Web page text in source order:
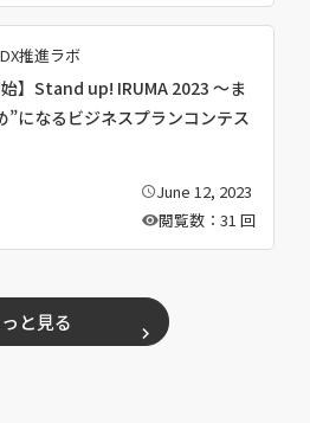
推進ラボ
始】Stand up! IRUMA 2023 〜ま
”になるビジネスプランコンテス
公
日
June 12, 2023
閲覧数：31 回
と見る